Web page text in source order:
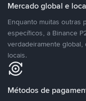
Mercado global e
Enquanto muitas outras
específicos, a Binance
verdadeiramente global,
locais.
Métodos de